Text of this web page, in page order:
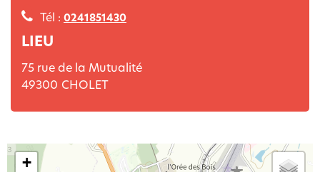
Tél : 0241851430
LIEU
75 rue de la Mutualité
49300 CHOLET
+